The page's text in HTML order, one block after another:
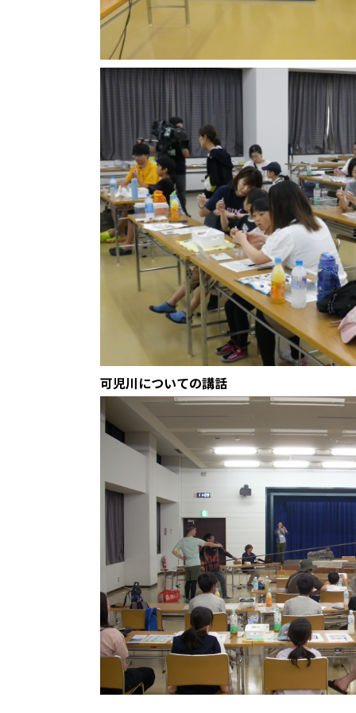
可児川についての講話